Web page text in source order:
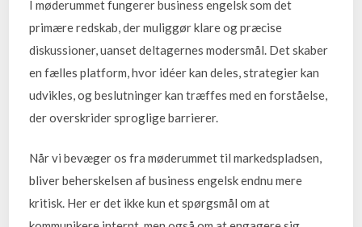
I møderummet fungerer business engelsk som det
primære redskab, der muliggør klare og præcise
diskussioner, uanset deltagernes modersmål. Det skaber
en fælles platform, hvor idéer kan deles, strategier kan
udvikles, og beslutninger kan træffes med en forståelse,
der overskrider sproglige barrierer.
Når vi bevæger os fra møderummet til markedspladsen,
bliver beherskelsen af business engelsk endnu mere
kritisk. Her er det ikke kun et spørgsmål om at